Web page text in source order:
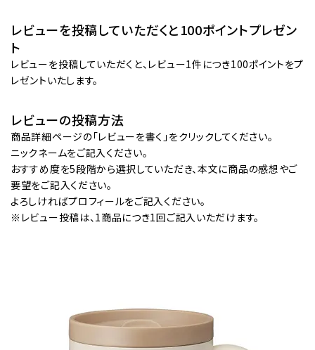
レビューを投稿していただくと100ポイントプレゼン
ト
レビューを投稿していただくと、レビュー1件につき100ポイントをプ
レゼントいたします。
レビューの投稿方法
商品詳細ページの「レビューを書く」をクリックしてください。
ニックネームをご記入ください。
おすすめ度を5段階から選択していただき、本文に商品の感想やご
要望をご記入ください。
よろしければプロフィールをご記入ください。
※レビュー投稿は、1商品につき1回ご記入いただけます。